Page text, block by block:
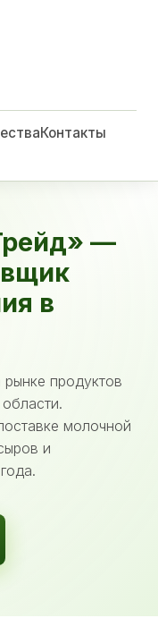
Контакты
—
в
продуктов
молочной
и